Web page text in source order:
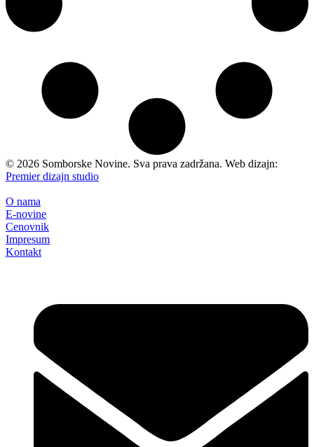
© 2026 Somborske Novine. Sva prava zadržana. Web dizajn:
Premier dizajn studio
O nama
E-novine
Cenovnik
Impresum
Kontakt